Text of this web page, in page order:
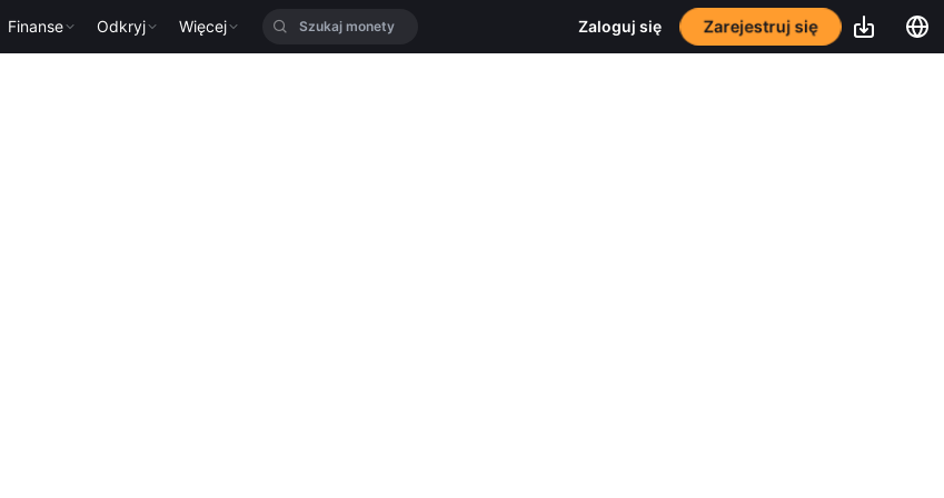
Finanse Odkryj Więcej Zaloguj się Zarejestruj się